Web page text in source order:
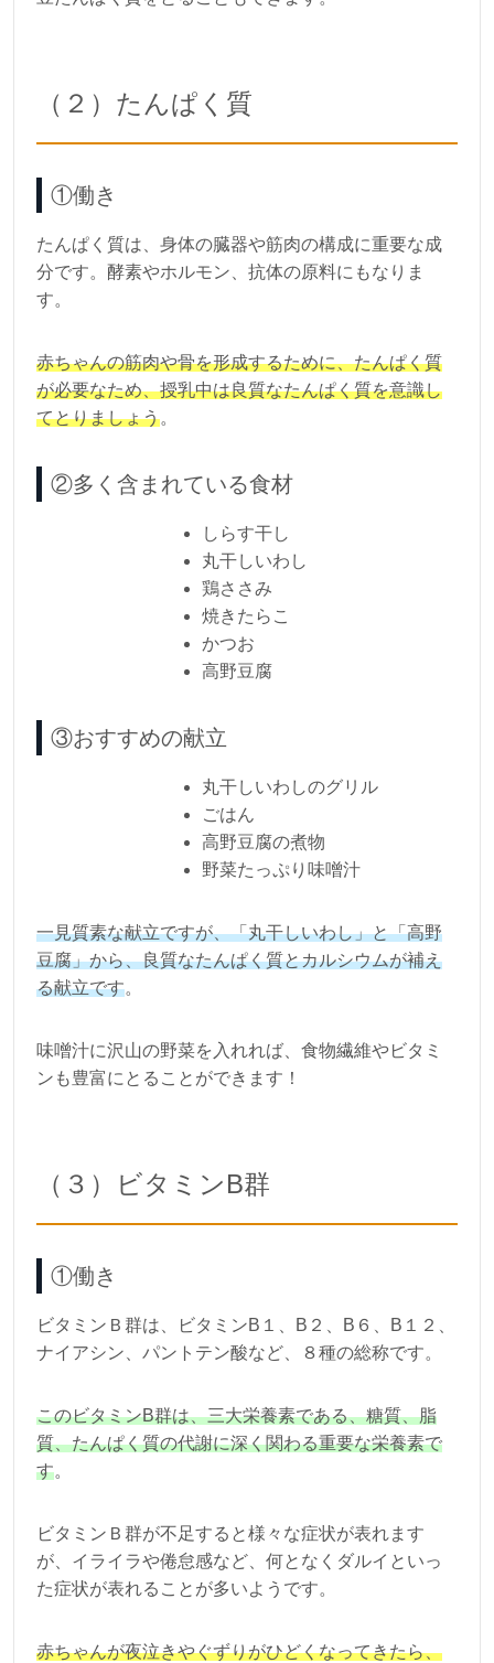
（２）たんぱく質
①働き
たんぱく質は、身体の臓器や筋肉の構成に重要な成
分です。酵素やホルモン、抗体の原料にもなりま
す。
赤ちゃんの筋肉や骨を形成するために、たんぱく質
が必要なため、授乳中は良質なたんぱく質を意識し
てとりましょう。
②多く含まれている食材
しらす干し
丸干しいわし
鶏ささみ
焼きたらこ
かつお
高野豆腐
③おすすめの献立
丸干しいわしのグリル
ごはん
高野豆腐の煮物
野菜たっぷり味噌汁
一見質素な献立ですが、「丸干しいわし」と「高野
豆腐」から、良質なたんぱく質とカルシウムが補え
る献立です。
味噌汁に沢山の野菜を入れれば、食物繊維やビタミ
ンも豊富にとることができます！
（３）ビタミンB群
①働き
ビタミンＢ群は、ビタミンB１、B２、B６、B１２、
ナイアシン、パントテン酸など、８種の総称です。
このビタミンB群は、三大栄養素である、糖質、脂
質、たんぱく質の代謝に深く関わる重要な栄養素で
す。
ビタミンＢ群が不足すると様々な症状が表れます
が、イライラや倦怠感など、何となくダルイといっ
た症状が表れることが多いようです。
赤ちゃんが夜泣きやぐずりがひどくなってきたら、